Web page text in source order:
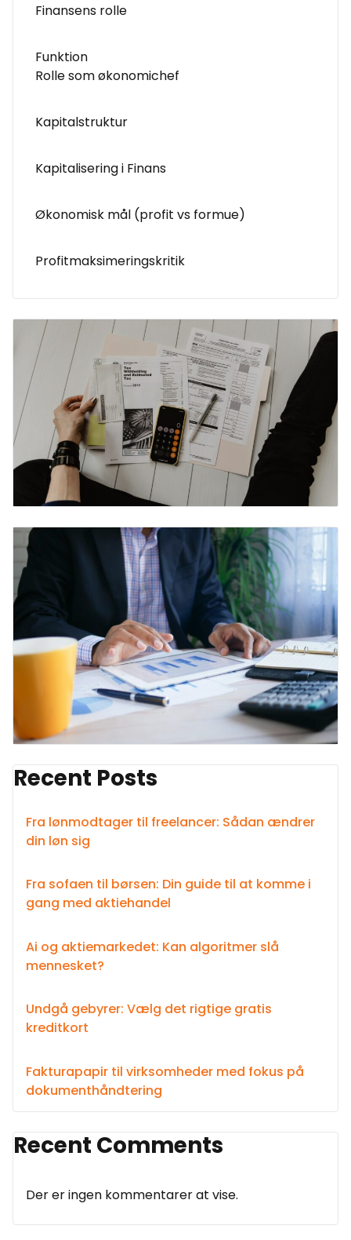
Finansens rolle
Funktion
Rolle som økonomichef
Kapitalstruktur
Kapitalisering i Finans
Økonomisk mål (profit vs formue)
Profitmaksimeringskritik
Recent Posts
Fra lønmodtager til freelancer: Sådan ændrer
din løn sig
Fra sofaen til børsen: Din guide til at komme i
gang med aktiehandel
Ai og aktiemarkedet: Kan algoritmer slå
mennesket?
Undgå gebyrer: Vælg det rigtige gratis
kreditkort
Fakturapapir til virksomheder med fokus på
dokumenthåndtering
Recent Comments
Der er ingen kommentarer at vise.